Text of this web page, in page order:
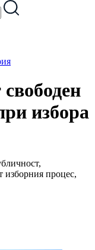
избора
изборния процес,